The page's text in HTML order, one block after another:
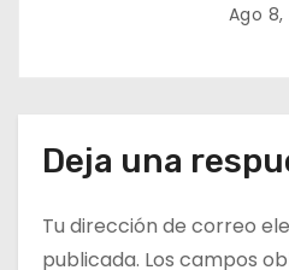
Ago 8,
Deja una
Tu dirección de correo
publicada. Los campos